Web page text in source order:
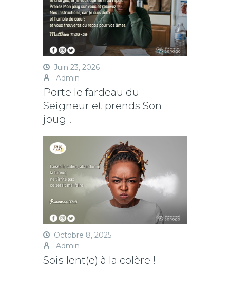
Juin 23, 2026
Admin
Porte le fardeau du
Seigneur et prends Son
joug !
Octobre 8, 2025
Admin
Sois lent(e) à la colère !